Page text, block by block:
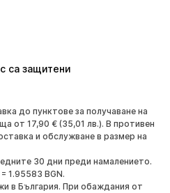
са защитени
до пунктове за получаване на
от 17,90 € (35,01 лв.). В противен
и обслужване в размер на
30 дни преди намалението.
1.95583 BGN.
в България. При обаждания от